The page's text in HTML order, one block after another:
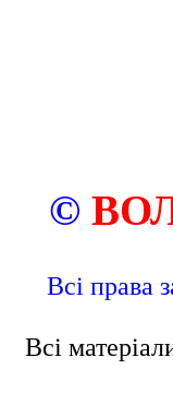
©
Всі права
Всі